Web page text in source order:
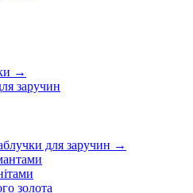
→
заручин
для заручин →
золота